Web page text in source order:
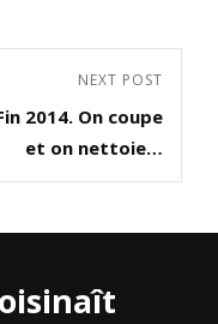
NEXT POST
2014. On coupe
et on nettoie…